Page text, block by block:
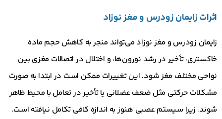
اثرات زایمان زودرس و مغز نوزاد
زایمان زودرس و مغز نوزاد می‌تواند منجر به کاهش حجم ماده
خاکستری، تأخیر در رشد نورون‌ها، و اختلال در اتصالات مغزی بین
نواحی مختلف مغز شود. این تغییرات ممکن است در ابتدا به صورت
مشکلات حرکتی مثل ضعف عضلانی یا تأخیر در تعامل با محیط ظاهر
شوند، زیرا سیستم عصبی هنوز به اندازه کافی تکامل نیافته است.